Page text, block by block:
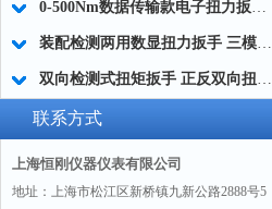
0-500Nm数据传输款电子扭力扳手,信号输出追溯扭矩值的扭矩扳手
装配检测两用数显扭力扳手 三模式切换扭矩扳手 工业紧固测量力矩扳手品牌
双向检测式扭矩扳手 正反双向扭力测试检测扳手 正旋反旋力矩扳手厂家
联系方式
上海恒刚仪器仪表有限公司
地址：上海市松江区新桥镇九新公路2888号5